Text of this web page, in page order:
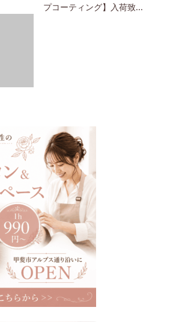
プコーティング】入荷致...